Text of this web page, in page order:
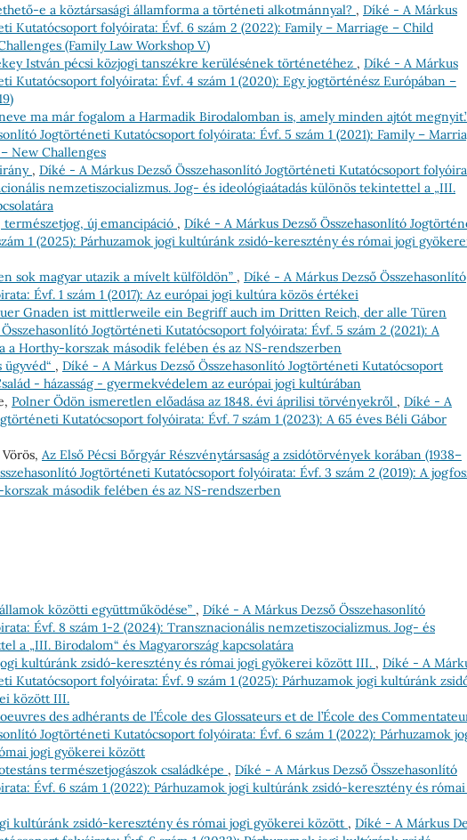
e a köztársasági államforma a történeti alkotmánnyal? , Díké - A Márkus
Kutatócsoport folyóirata: Évf. 6 szám 2 (2022): Family – Marriage – Child
(Family Law Workshop V)
István pécsi közjogi tanszékre kerülésének történetéhez , Díké - A Márkus
Kutatócsoport folyóirata: Évf. 4 szám 1 (2020): Egy jogtörténész Európában –
ma már fogalom a Harmadik Birodalomban is, amely minden ajtót
Jogtörténeti Kutatócsoport folyóirata: Évf. 5 szám 1 (2021): Family –
New Challenges
, Díké - A Márkus Dezső Összehasonlító Jogtörténeti Kutatócsoport
nemzetiszocializmus. Jog- és ideológiaátadás különös tekintettel a „III.
természetjog, új emancipáció , Díké - A Márkus Dezső Összehasonlító
1 (2025): Párhuzamok jogi kultúránk zsidó-keresztény és római jogi
sok magyar utazik a mívelt külföldön” , Díké - A Márkus Dezső Összehasonlító
Évf. 1 szám 1 (2017): Az európai jogi kultúra közös értékei
Gnaden ist mittlerweile ein Begriff auch im Dritten Reich, der alle Türen
Jogtörténeti Kutatócsoport folyóirata: Évf. 5 szám 2 (2021): A
a Horthy-korszak második felében és az NS-rendszerben
ügyvéd“ , Díké - A Márkus Dezső Összehasonlító Jogtörténeti Kutatócsoport
- házasság - gyermekvédelem az európai jogi kultúrában
Polner Ödön ismeretlen előadása az 1848. évi áprilisi törvényekről , Díké - A
Kutatócsoport folyóirata: Évf. 7 szám 1 (2023): A 65 éves Béli Gábor
Az Első Pécsi Bőrgyár Részvénytársaság a zsidótörvények korában (1938–
Jogtörténeti Kutatócsoport folyóirata: Évf. 3 szám 2 (2019): A
második felében és az NS-rendszerben
közötti együttműködése” , Díké - A Márkus Dezső Összehasonlító
Évf. 8 szám 1-2 (2024): Transznacionális nemzetiszocializmus. Jog- és
a „III. Birodalom“ és Magyarország kapcsolatára
kultúránk zsidó-keresztény és római jogi gyökerei között III. , Díké - A
Kutatócsoport folyóirata: Évf. 9 szám 1 (2025): Párhuzamok jogi kultúránk
között III.
des adhérants de l’École des Glossateurs et de l’École des
Jogtörténeti Kutatócsoport folyóirata: Évf. 6 szám 1 (2022): Párhuzamok
jogi gyökerei között
természetjogászok családképe , Díké - A Márkus Dezső Összehasonlító
Évf. 6 szám 1 (2022): Párhuzamok jogi kultúránk zsidó-keresztény és
kultúránk zsidó-keresztény és római jogi gyökerei között , Díké - A Márkus